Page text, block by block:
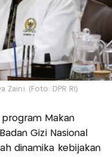
Zaini. (Foto: DPR RI)
Makan
Gizi Nasional
dinamika kebijakan